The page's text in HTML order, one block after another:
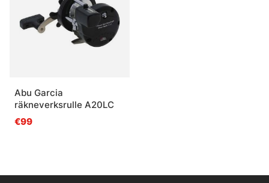
Abu Garcia
räkneverksrulle A20LC
€99